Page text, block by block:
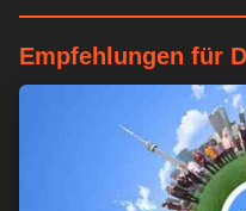
Empfehlungen für